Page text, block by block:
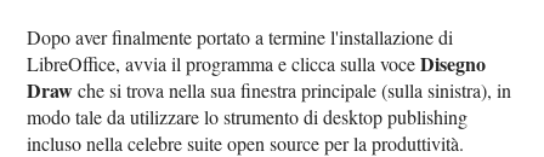
Dopo aver finalmente portato a termine l'installazione di
LibreOffice, avvia il programma e clicca sulla voceDisegno
Drawche si trova nella sua finestra principale (sulla sinistra), in
modo tale da utilizzare lo strumento di desktop publishing
incluso nella celebre suite open source per la produttività.